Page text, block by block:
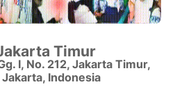
Timur
I, No. 212, Jakarta Timur,
Jakarta, Indonesia